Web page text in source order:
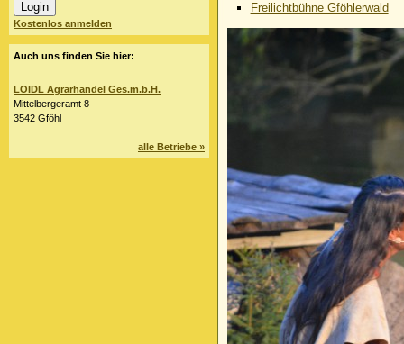
Kostenlos anmelden
Auch uns finden Sie hier:
LOIDL Agrarhandel Ges.m.b.H.
Mittelbergeramt 8
3542 Gföhl
alle Betriebe »
Freilichtbühne Gföhlerwald